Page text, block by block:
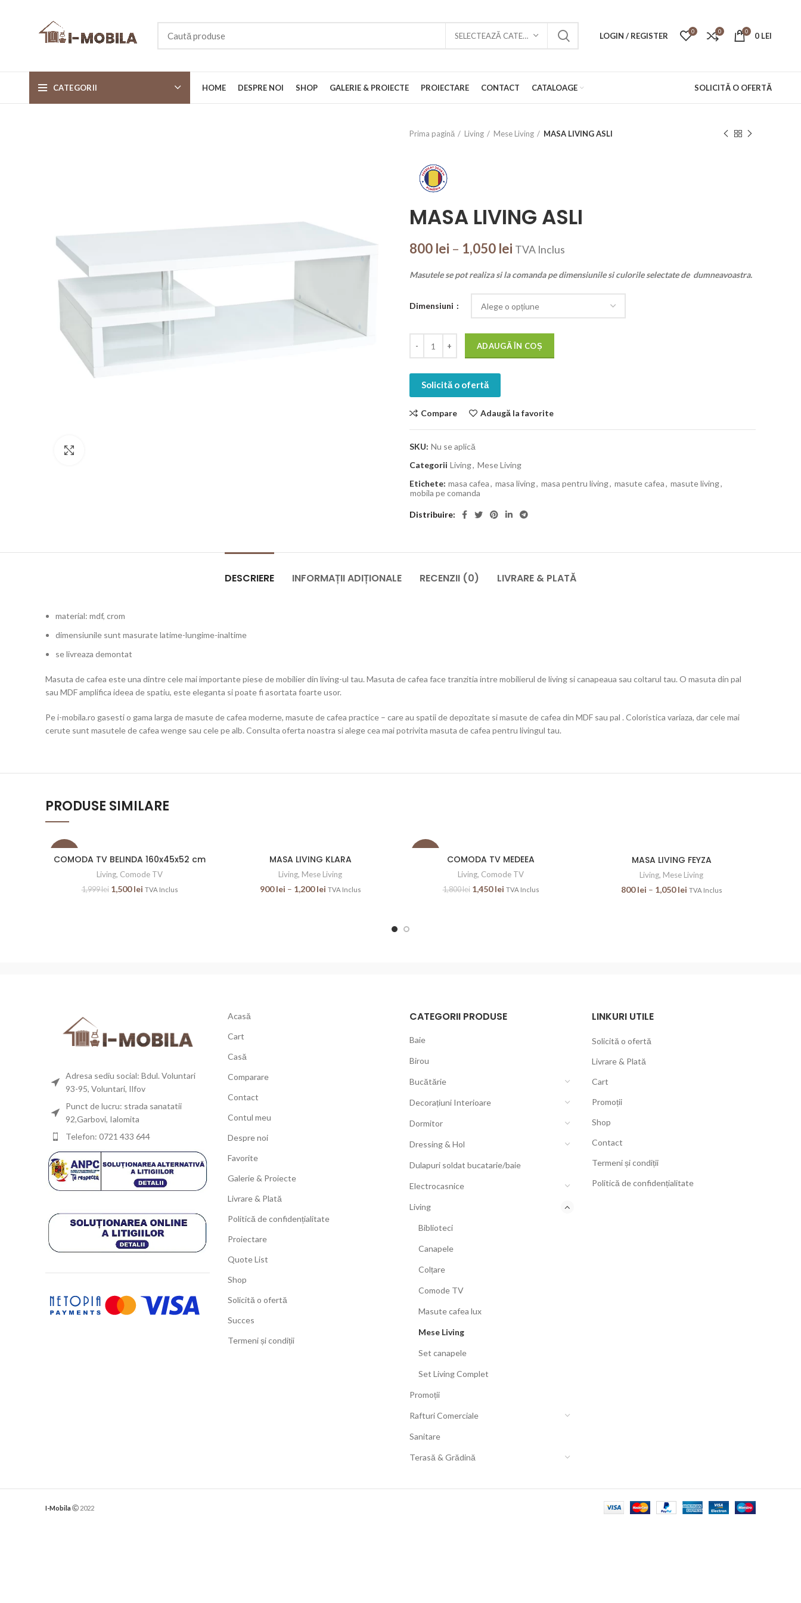
SELECTEAZĂ CATEGORIA LOGIN / REGISTER 0 0 0 0 LEI
CATEGORII HOME DESPRE NOI SHOP GALERIE & PROIECTE PROIECTARE CONTACT CATALOAGE SOLICITĂ O OFERTĂ
Prima pagină Living Mese Living MASA LIVING ASLI
MASA LIVING ASLI
800 lei – 1,050 lei TVA Inclus
Masutele se pot realiza si la comanda pe dimensiunile si culorile selectate de dumneavoastra.
Dimensiuni
ADAUGĂ ÎN COȘ
Solicită o ofertă
Compare Adaugă la favorite
SKU: Nu se aplică
Categorii Living, Mese Living
Etichete: masa cafea, masa living, masa pentru living, masute cafea, masute living,
mobila pe comanda
Distribuire
DESCRIERE INFORMAȚII ADIȚIONALE RECENZII (0) LIVRARE & PLATĂ
material: mdf, crom
dimensiunile sunt masurate latime-lungime-inaltime
se livreaza demontat
Masuta de cafea este una dintre cele mai importante piese de mobilier din living-ul tau. Masuta de cafea face tranzitia intre mobilierul de living si canapeaua sau coltarul tau. O masuta din pal
sau MDF amplifica ideea de spatiu, este eleganta si poate fi asortata foarte usor.
Pe i-mobila.ro gasesti o gama larga de masute de cafea moderne, masute de cafea practice – care au spatii de depozitate si masute de cafea din MDF sau pal . Coloristica variaza, dar cele mai
cerute sunt masutele de cafea wenge sau cele pe alb. Consulta oferta noastra si alege cea mai potrivita masuta de cafea pentru livingul tau.
PRODUSE SIMILARE
COMODA TV BELINDA 160x45x52 cm
Living, Comode TV
1,999lei 1,500lei TVA Inclus
MASA LIVING KLARA
Living, Mese Living
900lei – 1,200lei TVA Inclus
COMODA TV MEDEEA
Living, Comode TV
1,800lei 1,450lei TVA Inclus
MASA LIVING FEYZA
Living, Mese Living
800lei – 1,050lei TVA Inclus
Adresa sediu social: Bdul. Voluntari
93-95, Voluntari, Ilfov
Punct de lucru: strada sanatatii
92,Garbovi, Ialomita
Telefon: 0721 433 644
Acasă
Cart
Casă
Comparare
Contact
Contul meu
Despre noi
Favorite
Galerie & Proiecte
Livrare & Plată
Politică de confidențialitate
Proiectare
Quote List
Shop
Solicită o ofertă
Succes
Termeni și condiții
CATEGORII PRODUSE
Baie
Birou
Bucătărie
Decorațiuni Interioare
Dormitor
Dressing & Hol
Dulapuri soldat bucatarie/baie
Electrocasnice
Living
Biblioteci
Canapele
Colțare
Comode TV
Masute cafea lux
Mese Living
Set canapele
Set Living Complet
Promoții
Rafturi Comerciale
Sanitare
Terasă & Grădină
LINKURI UTILE
Solicită o ofertă
Livrare & Plată
Cart
Promoții
Shop
Contact
Termeni și condiții
Politică de confidențialitate
I-Mobila 2022